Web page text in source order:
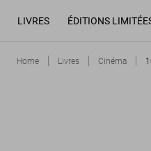
LIVRES ÉDITIONS
Home Livres Cinéma